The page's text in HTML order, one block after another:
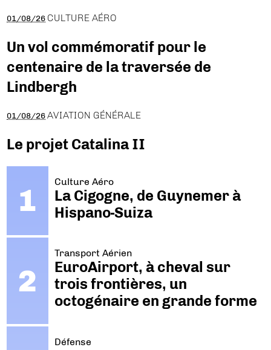
01/08/26 CULTURE AÉRO
Un vol commémoratif pour le
centenaire de la traversée de
Lindbergh
01/08/26 AVIATION GÉNÉRALE
Le projet Catalina II
Culture Aéro
La Cigogne, de Guynemer à
Hispano-Suiza
Transport Aérien
EuroAirport, à cheval sur
trois frontières, un
octogénaire en grande forme
Défense